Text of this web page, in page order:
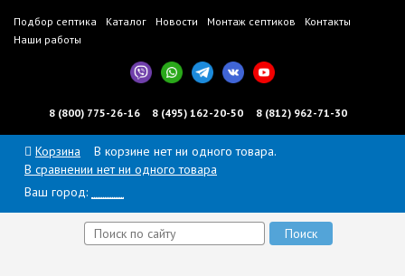
Подбор септика Каталог Новости Монтаж септиков
Контакты
Наши работы
8 (800) 775-26-16 8 (495) 162-20-50 8 (812) 962-71-30
Корзина
В корзине нет ни одного товара.
В сравнении нет ни одного товара
Ваш город: